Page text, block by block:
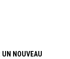
UN NOUVEAU